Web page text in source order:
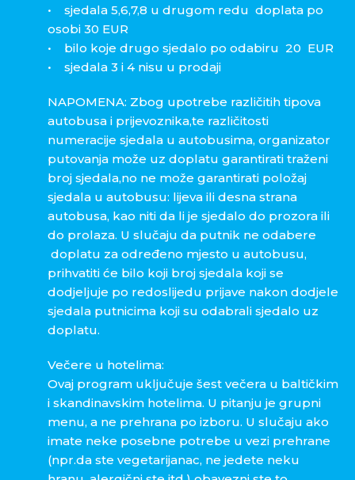
• sjedala 5,6,7,8 u drugom redu doplata po
osobi 30 EUR
• bilo koje drugo sjedalo po odabiru 20 EUR
• sjedala 3 i 4 nisu u prodaji
NAPOMENA: Zbog upotrebe različitih tipova
autobusa i prijevoznika,te različitosti
numeracije sjedala u autobusima, organizator
putovanja može uz doplatu garantirati traženi
broj sjedala,no ne može garantirati položaj
sjedala u autobusu: lijeva ili desna strana
autobusa, kao niti da li je sjedalo do prozora ili
do prolaza. U slučaju da putnik ne odabere
doplatu za određeno mjesto u autobusu,
prihvatiti će bilo koji broj sjedala koji se
dodjeljuje po redoslijedu prijave nakon dodjele
sjedala putnicima koji su odabrali sjedalo uz
doplatu.
Večere u hotelima:
Ovaj program uključuje šest večera u baltičkim
i skandinavskim hotelima. U pitanju je grupni
menu, a ne prehrana po izboru. U slučaju ako
imate neke posebne potrebe u vezi prehrane
(npr.da ste vegetarijanac, ne jedete neku